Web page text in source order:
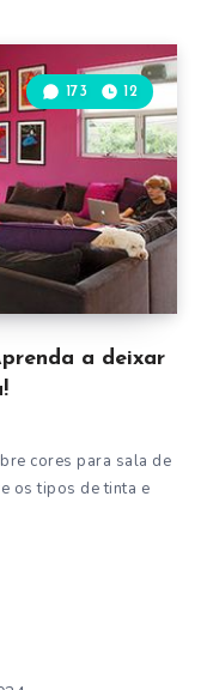
a deixar
173 12
cores para sala de
os tipos de tinta e